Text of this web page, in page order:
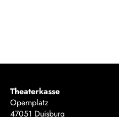
Theaterkasse
Opernplatz
47051 Duisburg